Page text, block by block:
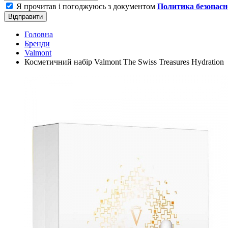
Я прочитав і погоджуюсь з документом Политика
Відправити
Головна
Бренди
Valmont
Косметичний набір Valmont The Swiss Treasures Hydration